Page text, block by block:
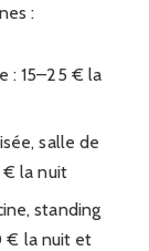
:
: 15–25 € la
salle de
€ la nuit
standing
€ la nuit et